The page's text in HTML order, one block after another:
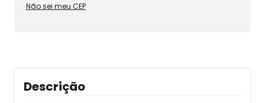
Não sei meu CEP
Descrição